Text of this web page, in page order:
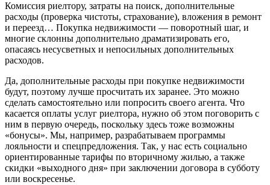
Комиссия риелтору, затраты на поиск, дополнительные
расходы (проверка чистоты, страхование), вложения в ремонт
и переезд… Покупка недвижимости — поворотный шаг, и
многие склонны дополнительно драматизировать его,
опасаясь несусветных и непосильных дополнительных
расходов.
Да, дополнительные расходы при покупке недвижимости
будут, поэтому лучше просчитать их заранее. Это можно
сделать самостоятельно или попросить своего агента. Что
касается оплаты услуг риелтора, нужно об этом поговорить с
ним в первую очередь, поскольку здесь тоже возможны
«бонусы». Мы, например, разрабатываем программы
лояльности и спецпредложения. Так, у нас есть социально
ориентированные тарифы по вторичному жилью, а также
скидки «выходного дня» при заключении договора в субботу
или воскресенье.